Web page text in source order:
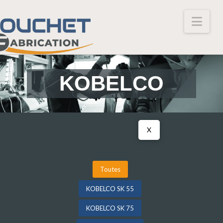
KOBELCO
X
Toutes
KOBELCO SK 55
KOBELCO SK 75
Dé
Dé